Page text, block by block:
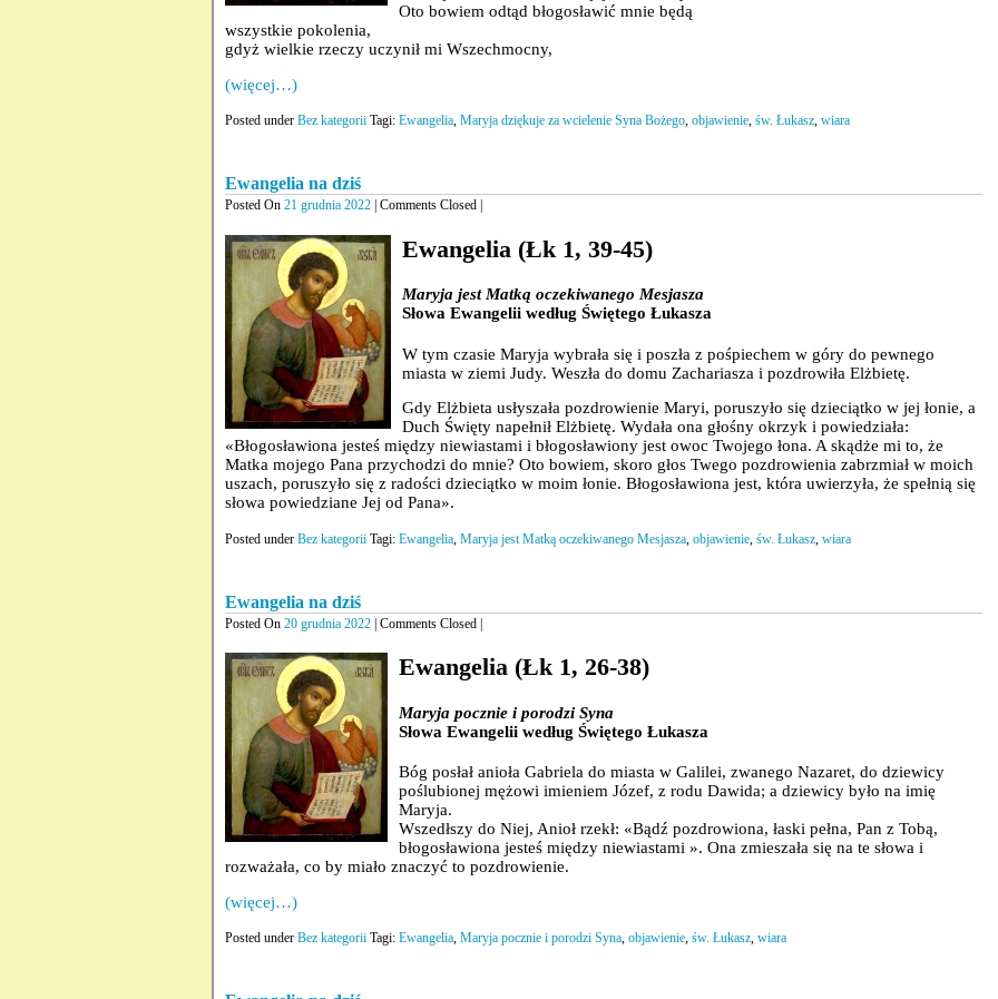
Oto bowiem odtąd błogosławić mnie będą
wszystkie pokolenia,
gdyż wielkie rzeczy uczynił mi Wszechmocny,
(więcej…)
Posted under Bez kategorii Tagi: Ewangelia, Maryja dziękuje za wcielenie Syna Bożego, objawienie, św. Łukasz, wiara
Ewangelia na dziś
Posted On 21 grudnia 2022 | Comments Closed |
Ewangelia (Łk 1, 39-45)
Maryja jest Matką oczekiwanego Mesjasza
Słowa Ewangelii według Świętego Łukasza
W tym czasie Maryja wybrała się i poszła z pośpiechem w góry do pewnego
miasta w ziemi Judy. Weszła do domu Zachariasza i pozdrowiła Elżbietę.
Gdy Elżbieta usłyszała pozdrowienie Maryi, poruszyło się dzieciątko w jej łonie, a
Duch Święty napełnił Elżbietę. Wydała ona głośny okrzyk i powiedziała:
«Błogosławiona jesteś między niewiastami i błogosławiony jest owoc Twojego łona. A skądże mi to, że
Matka mojego Pana przychodzi do mnie? Oto bowiem, skoro głos Twego pozdrowienia zabrzmiał w moich
uszach, poruszyło się z radości dzieciątko w moim łonie. Błogosławiona jest, która uwierzyła, że spełnią się
słowa powiedziane Jej od Pana».
Posted under Bez kategorii Tagi: Ewangelia, Maryja jest Matką oczekiwanego Mesjasza, objawienie, św. Łukasz, wiara
Ewangelia na dziś
Posted On 20 grudnia 2022 | Comments Closed |
Ewangelia (Łk 1, 26-38)
Maryja pocznie i porodzi Syna
Słowa Ewangelii według Świętego Łukasza
Bóg posłał anioła Gabriela do miasta w Galilei, zwanego Nazaret, do dziewicy
poślubionej mężowi imieniem Józef, z rodu Dawida; a dziewicy było na imię
Maryja.
Wszedłszy do Niej, Anioł rzekł: «Bądź pozdrowiona, łaski pełna, Pan z Tobą,
błogosławiona jesteś między niewiastami ». Ona zmieszała się na te słowa i
rozważała, co by miało znaczyć to pozdrowienie.
(więcej…)
Posted under Bez kategorii Tagi: Ewangelia, Maryja pocznie i porodzi Syna, objawienie, św. Łukasz, wiara